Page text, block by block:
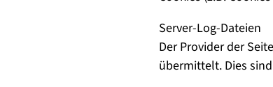
Server-Log-Dateien
Der Provider der
übermittelt. Dies